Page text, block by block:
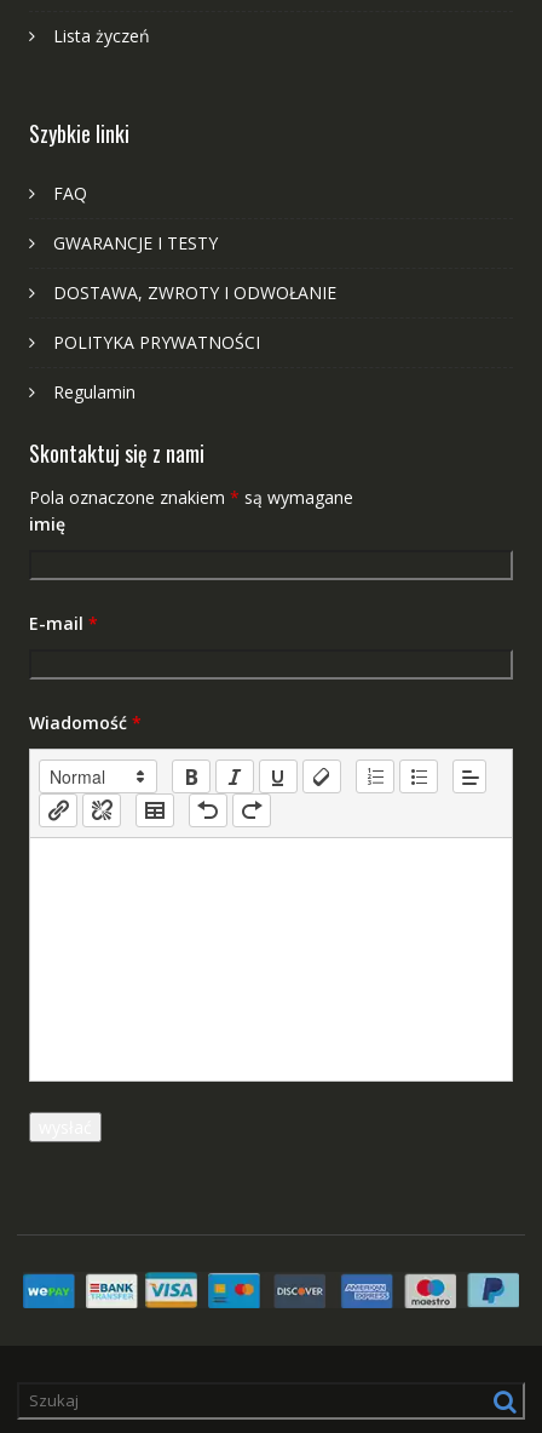
Lista życzeń
Szybkie linki
FAQ
GWARANCJE I TESTY
DOSTAWA, ZWROTY I ODWOŁANIE
POLITYKA PRYWATNOŚCI
Regulamin
Skontaktuj się z nami
Pola oznaczone znakiem * są wymagane
imię
E-mail *
Wiadomość *